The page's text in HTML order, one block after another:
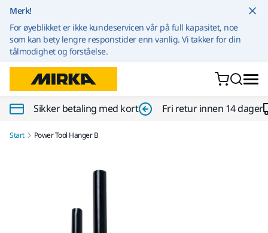
Merk!
For øyeblikket er ikke kundeservicen vår på full kapasitet, noe
som kan bety lengre responstider enn vanlig. Vi takker for din
tålmodighet og forståelse.
Sikker betaling med kort Fri retur innen 14 dager
Start Power Tool Hanger B